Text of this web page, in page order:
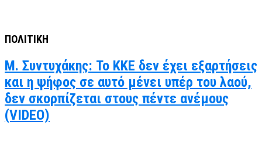
ΠΟΛΙΤΙΚΗ
Μ. Συντυχάκης: Το ΚΚΕ δεν έχει εξαρτήσεις
και η ψήφος σε αυτό μένει υπέρ του λαού,
δεν σκορπίζεται στους πέντε ανέμους
(VIDEO)